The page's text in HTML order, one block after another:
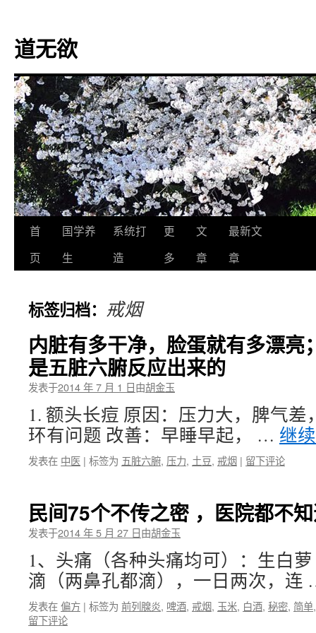
道无欲
跳
文
首
页
国学养
生
系统打
造
更
多
文
章
最新文
章
标签归档： 戒烟
内脏有多干净，脸蛋就有多漂亮
是五脏六腑反应出来的
发表于2014 年 7 月 1 日由胡金玉
1. 额头长痘 原因：压力大，脾气
环有问题 改善：早睡早起， … 继
发表在 中医 | 标签为 五脏六腑, 压力, 土豆, 戒烟 | 留下评论
民间75个不传之密 ，医院都不
发表于2014 年 5 月 27 日由胡金玉
1、头痛（各种头痛均可）：生白
滴（两鼻孔都滴），一日两次，
发表在偏方 | 标签为 前列腺炎, 啤酒, 戒烟, 玉米, 白酒, 秘密, 简单
留下评论